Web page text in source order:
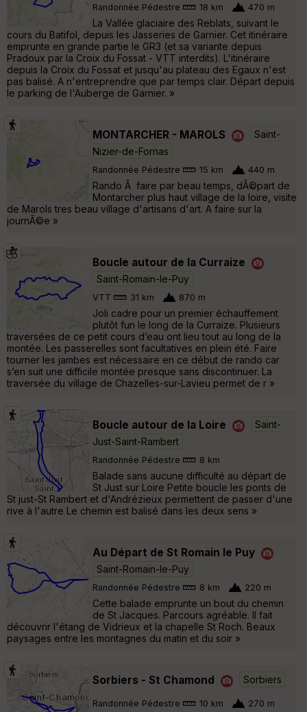
Randonnée Pédestre 18 km 470 m
La Vallée glaciaire des Reblats, suivant le
cours du Batifol, depuis les Jasseries de Garnier. Cet itinéraire
emprunte en grande partie le GR3 (et sa variante depuis
Pradoux par la Croix du Fossat - VTT interdits). L'itinéraire
depuis la Croix du Fossat et jusqu'au plateau des Egaux n'est
pas balisé. A n'entreprendre que par temps clair. Départ depuis
le parking de l'Auberge de Garnier. »
MONTARCHER - MAROLS
Saint-
Nizier-de-Fornas
Randonnée Pédestre 15 km 440 m
Rando Ã faire par beau temps, dÃ©part de
Montarcher plus haut village de la loire, visite
de Marols tres beau village d'artisans d'art. A faire sur la
journÃ©e »
Boucle autour de la Curraize
Saint-Romain-le-Puy
VTT 31 km 870 m
Joli cadre pour un premier échauffement
plutôt fun le long de la Curraize. Plusieurs
traversées de ce petit cours d’eau ont lieu tout au long de la
montée. Les passerelles sont facultatives en plein été. Faire
tourner les jambes est nécessaire en ce début de rando car
s’en suit une difficile montée presque sans discontinuer. La
traversée du village de Chazelles-sur-Lavieu permet de r »
Boucle autour de la Loire
Saint-
Just-Saint-Rambert
Randonnée Pédestre 8 km
Balade sans aucune difficulté au départ de
St Just sur Loire Petite boucle les ponts de
St just-St Rambert et d'Andrézieux permettent de passer d'une
rive à l'autre Le chemin est balisé dans les deux sens »
Au Départ de St Romain le Puy
Saint-Romain-le-Puy
Randonnée Pédestre 8 km 220 m
Cette balade emprunte un bout du chemin
de St Jacques. Parcours agréable. Il fait
découvrir l'étang de Vidrieux et la chapelle St Roch. Beaux
paysages entre les montagnes du matin et du soir »
Sorbiers - St Chamond Sorbiers
Randonnée Pédestre 10 km 270 m